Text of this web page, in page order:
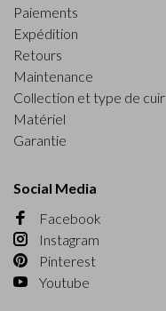
Paiements
Expédition
Retours
Maintenance
Collection et type de cuir
Matériel
Garantie
Social Media
Facebook
Instagram
Pinterest
Youtube